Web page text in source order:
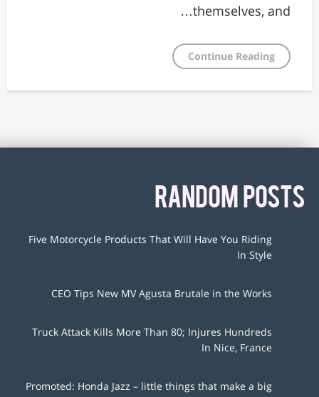
themselves, and…
Continue Reading
RANDOM POSTS
Five Motorcycle Products That Will Have You Riding
In Style
CEO Tips New MV Agusta Brutale in the Works
Truck Attack Kills More Than 80; Injures Hundreds
In Nice, France
Promoted: Honda Jazz – little things that make a big